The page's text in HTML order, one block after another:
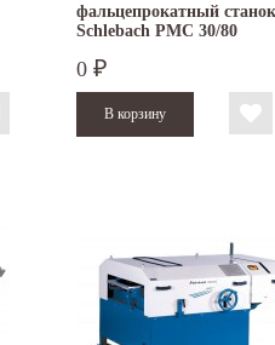
фальцепрокатный станок
Schlebach PMC 30/80
0 ₽